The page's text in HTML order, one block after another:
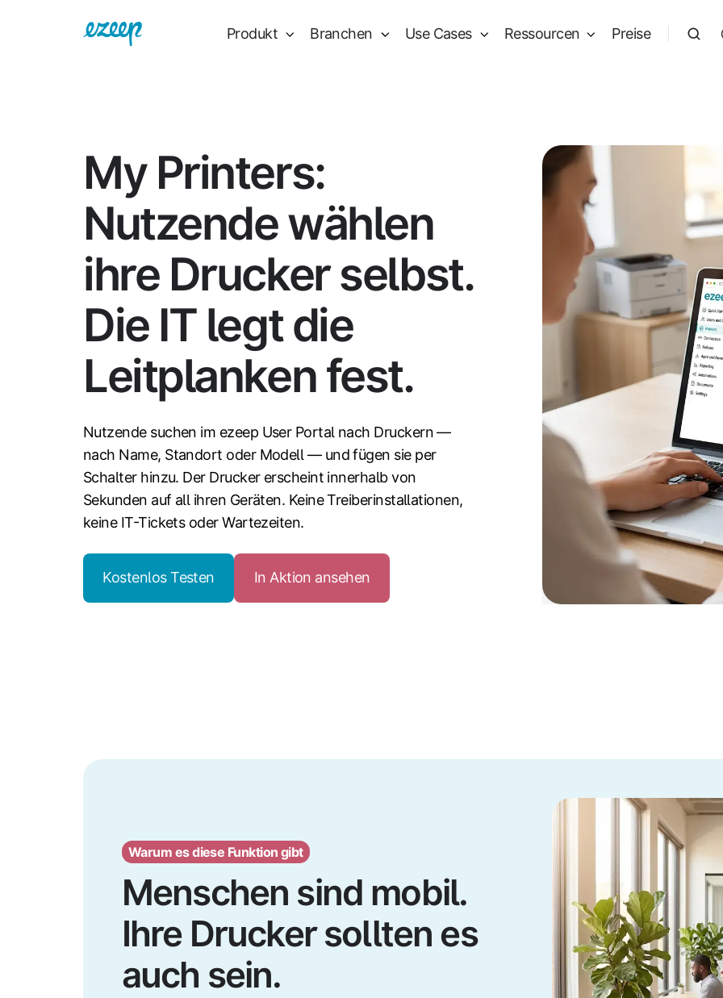
Produkt Branchen Use Cases Ressourcen Preise
My Printers:
Nutzende wählen
ihre Drucker selbst.
Die IT legt die
Leitplanken fest.
Nutzende suchen im ezeep User Portal nach Druckern —
nach Name, Standort oder Modell — und fügen sie per
Schalter hinzu. Der Drucker erscheint innerhalb von
Sekunden auf all ihren Geräten. Keine Treiberinstallationen,
keine IT-Tickets oder Wartezeiten.
Kostenlos Testen In Aktion ansehen
Warum es diese Funktion gibt
Menschen sind mobil.
Ihre Drucker sollten es
auch sein.